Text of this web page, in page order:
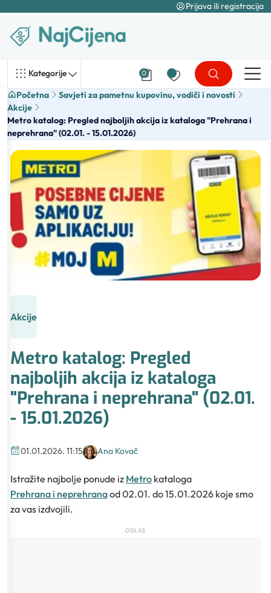
Prijava ili registracija
Kategorije 0
Početna
Savjeti za pametnu kupovinu, vodiči i novosti
Akcije
Metro katalog: Pregled najboljih akcija iz kataloga "Prehrana i
neprehrana" (02.01. - 15.01.2026)
Akcije
Metro katalog: Pregled
najboljih akcija iz kataloga
"Prehrana i neprehrana" (02.01.
- 15.01.2026)
01.01.2026. 11:15 Ana Kovač
Istražite najbolje ponude iz Metro kataloga
Prehrana i neprehranaod 02.01. do 15.01.2026 koje smo
za vas izdvojili.
OGLAS